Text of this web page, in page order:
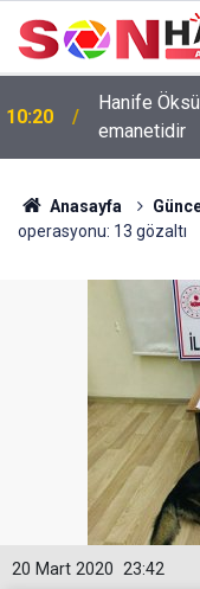
10:20
Hanife
emanetidir
Anasayfa
operasyonu: 13 gözaltı
23:42
20 Mart 2020